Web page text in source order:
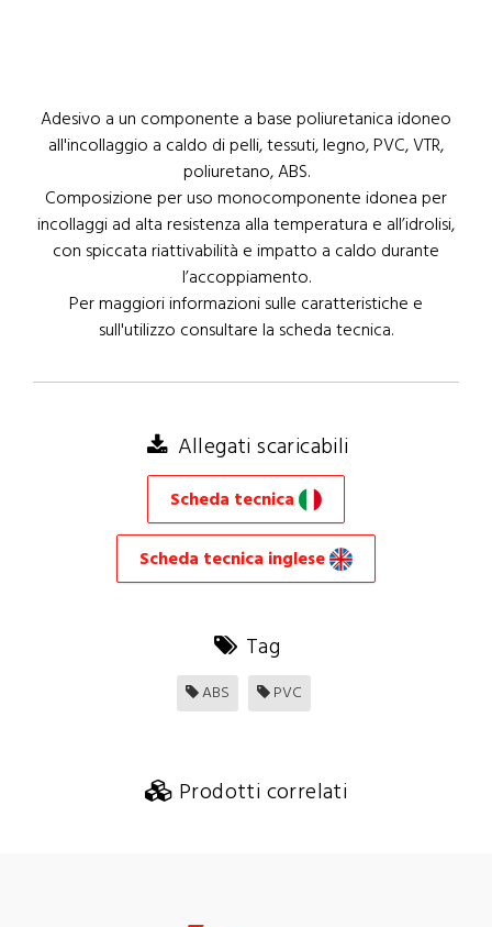
Adesivo a un componente a base poliuretanica idoneo
all'incollaggio a caldo di pelli, tessuti, legno, PVC, VTR,
poliuretano, ABS.
Composizione per uso monocomponente idonea per
incollaggi ad alta resistenza alla temperatura e all’idrolisi,
con spiccata riattivabilità e impatto a caldo durante
l’accoppiamento.
Per maggiori informazioni sulle caratteristiche e
sull'utilizzo consultare la scheda tecnica.
Allegati scaricabili
Scheda tecnica
Scheda tecnica inglese
Tag
ABS PVC
Prodotti correlati